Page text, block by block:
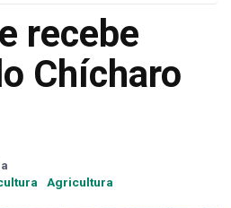
recebe
Chícharo
Agricultura